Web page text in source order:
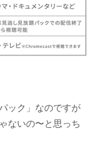
ック」なのですが
ないの〜と思っち